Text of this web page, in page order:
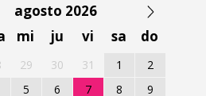
agosto 2026
mi ju vi sa do
29 30 31 1
2
5 6 7 8
9